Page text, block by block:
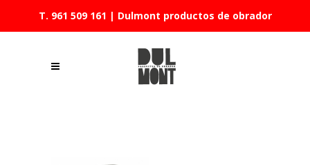
T. 961 509 161 | Dulmont productos de obrador